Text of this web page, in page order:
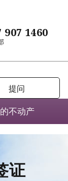
907 1460
提问
不动产
证